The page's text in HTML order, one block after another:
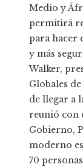
Medio y
permitirá
para hacer
y más
Walker,
Globales
de llegar a
reunió con
Gobierno,
moderno
70